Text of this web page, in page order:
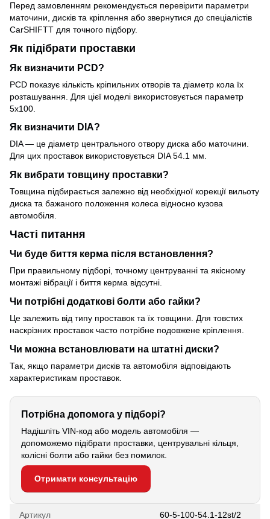
Перед замовленням рекомендується перевірити параметри
маточини, дисків та кріплення або звернутися до спеціалістів
CarSHIFTT для точного підбору.
Як підібрати проставки
Як визначити PCD?
PCD показує кількість кріпильних отворів та діаметр кола їх
розташування. Для цієї моделі використовується параметр
5x100.
Як визначити DIA?
DIA — це діаметр центрального отвору диска або маточини.
Для цих проставок використовується DIA 54.1 мм.
Як вибрати товщину проставки?
Товщина підбирається залежно від необхідної корекції вильоту
диска та бажаного положення колеса відносно кузова
автомобіля.
Часті питання
Чи буде биття керма після встановлення?
При правильному підборі, точному центруванні та якісному
монтажі вібрації і биття керма відсутні.
Чи потрібні додаткові болти або гайки?
Це залежить від типу проставок та їх товщини. Для товстих
наскрізних проставок часто потрібне подовжене кріплення.
Чи можна встановлювати на штатні диски?
Так, якщо параметри дисків та автомобіля відповідають
характеристикам проставок.
Потрібна допомога у підборі?
Надішліть VIN-код або модель автомобіля —
допоможемо підібрати проставки, центрувальні кільця,
колісні болти або гайки без помилок.
Отримати консультацію
Артикул 60-5-100-54.1-12st/2